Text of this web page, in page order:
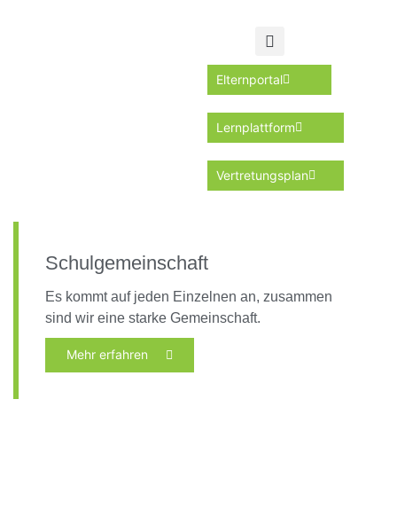
Elternportal
Lernplattform
Vertretungsplan
Schulgemeinschaft
Es kommt auf jeden Einzelnen an, zusammen
sind wir eine starke Gemeinschaft.
Mehr erfahren